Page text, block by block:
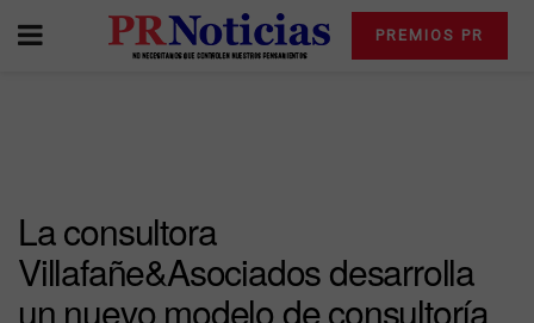
PREMIOS PR
La consultora
Villafañe&Asociados desarrolla
un nuevo modelo de consultoría